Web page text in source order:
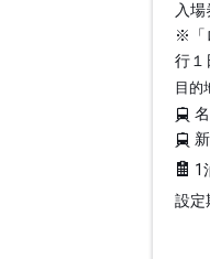
入
※「
行１
目的
1
設